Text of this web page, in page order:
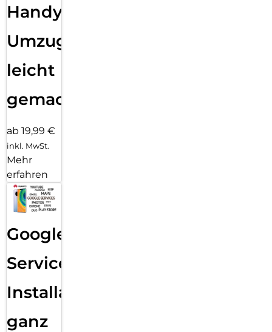
Handy
Umzug
leicht
gemacht!
ab 19,99 €
inkl. MwSt.
Mehr
erfahren
Google
Services
Installation
ganz